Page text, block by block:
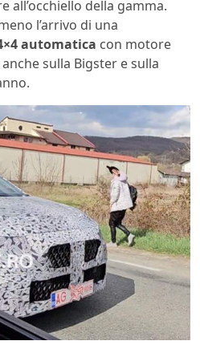
all’occhiello della gamma.
l’arrivo di una
automatica con motore
sulla Bigster e sulla